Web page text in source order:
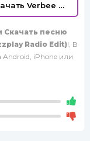
Скачать Verbee & Kara Kross - Не Смогу (DJ Prezzplay Radio Edit)
Скачать песню
Radio Edit)!, В
iPhone или